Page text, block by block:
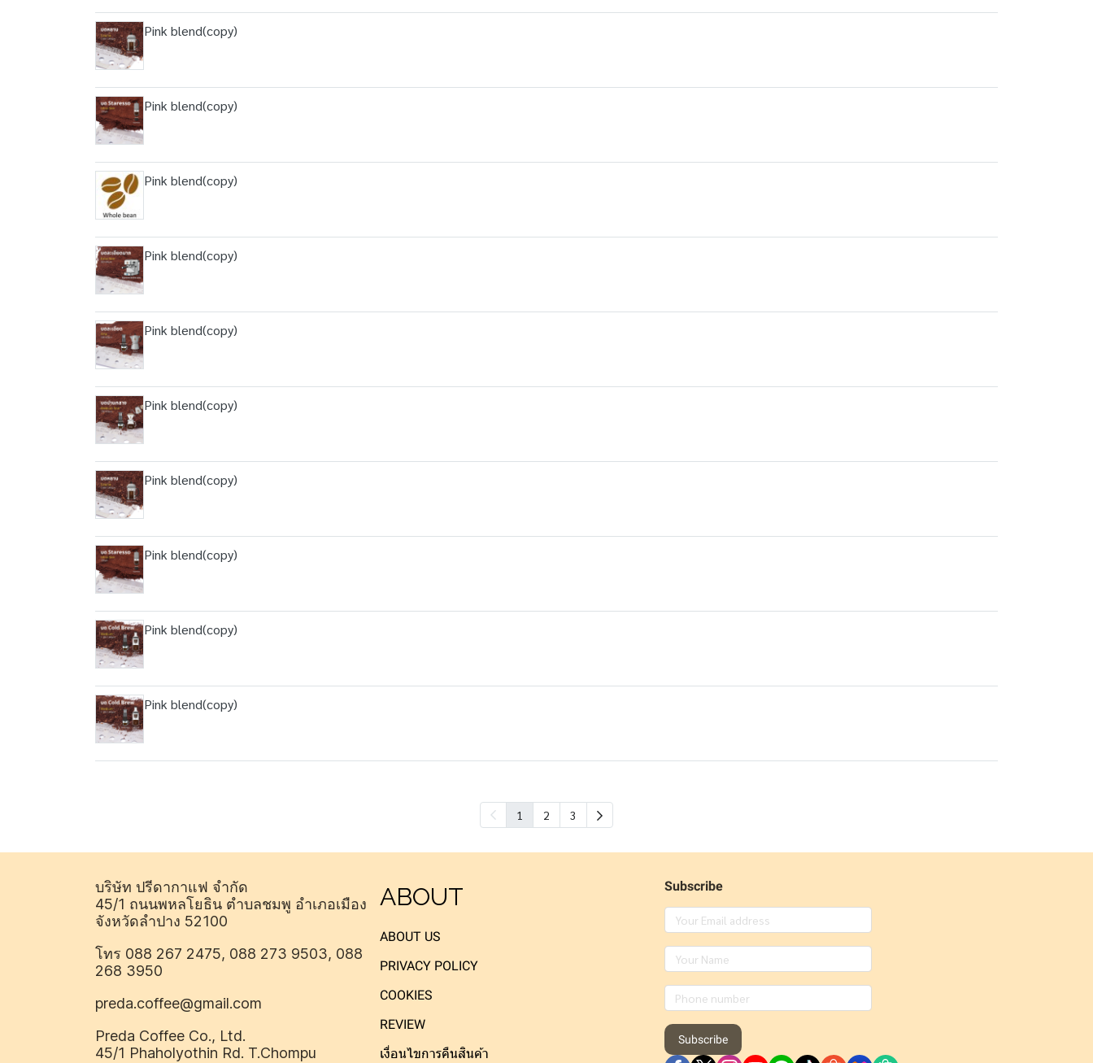
Pink blend(copy)
Pink blend(copy)
Pink blend(copy)
Pink blend(copy)
Pink blend(copy)
Pink blend(copy)
Pink blend(copy)
Pink blend(copy)
Pink blend(copy)
Pink blend(copy)
1 2 3
บริษัท ปรีดากาแฟ จำกัด
45/1 ถนนพหลโยธิน ตำบลชมพู อำเภอเมือง
จังหวัดลำปาง 52100
โทร 088 267 2475, 088 273 9503, 088
268 3950
preda.coffee@gmail.com
Preda Coffee Co., Ltd.
45/1 Phaholyothin Rd. T.Chompu
ABOUT
ABOUT US
PRIVACY POLICY
COOKIES
REVIEW
เงื่อนไขการคืนสินค้า
Subscribe
Subscribe